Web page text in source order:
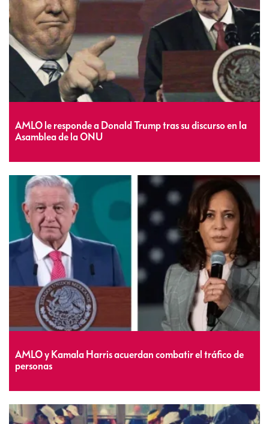
AMLO le responde a Donald Trump tras su discurso en la
Asamblea de la ONU
AMLO y Kamala Harris acuerdan combatir el tráfico de
personas